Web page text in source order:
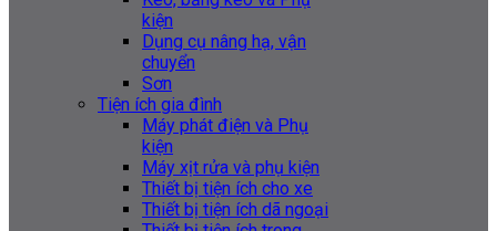
kiện
Dụng cụ nâng hạ, vận
chuyển
Sơn
Tiện ích gia đình
Máy phát điện và Phụ
kiện
Máy xịt rửa và phụ kiện
Thiết bị tiện ích cho xe
Thiết bị tiện ích dã ngoại